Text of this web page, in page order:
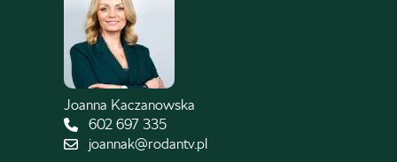
Joanna Kaczanowska
602 697 335
joannak@rodantv.pl